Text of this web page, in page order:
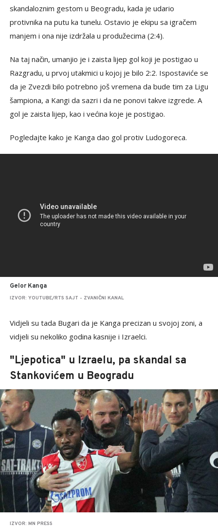
skandaloznim gestom u Beogradu, kada je udario
protivnika na putu ka tunelu. Ostavio je ekipu sa igračem
manjem i ona nije izdržala u produžecima (2:4).
Na taj način, umanjio je i zaista lijep gol koji je postigao u
Razgradu, u prvoj utakmici u kojoj je bilo 2:2. Ispostaviće se
da je Zvezdi bilo potrebno još vremena da bude tim za Ligu
šampiona, a Kangi da sazri i da ne ponovi takve izgrede. A
gol je zaista lijep, kao i većina koje je postigao.
Pogledajte kako je Kanga dao gol protiv Ludogoreca.
Gelor Kanga
IZVOR: YOUTUBE/RTS SAJT - ZVANIČNI KANAL
Vidjeli su tada Bugari da je Kanga precizan u svojoj zoni, a
vidjeli su nekoliko godina kasnije i Izraelci.
"Ljepotica" u Izraelu, pa skandal sa
Stankovićem u Beogradu
IZVOR: MN PRESS